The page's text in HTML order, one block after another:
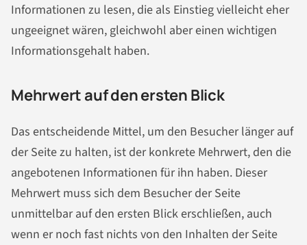
Informationen zu lesen, die als Einstieg vielleicht eher
ungeeignet wären, gleichwohl aber einen wichtigen
Informationsgehalt haben.
Mehrwert auf den ersten Blick
Das entscheidende Mittel, um den Besucher länger auf
der Seite zu halten, ist der konkrete Mehrwert, den die
angebotenen Informationen für ihn haben. Dieser
Mehrwert muss sich dem Besucher der Seite
unmittelbar auf den ersten Blick erschließen, auch
wenn er noch fast nichts von den Inhalten der Seite